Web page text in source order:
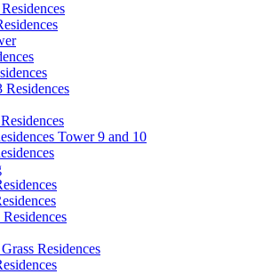
Residences
Tower 9 and 10
Residences